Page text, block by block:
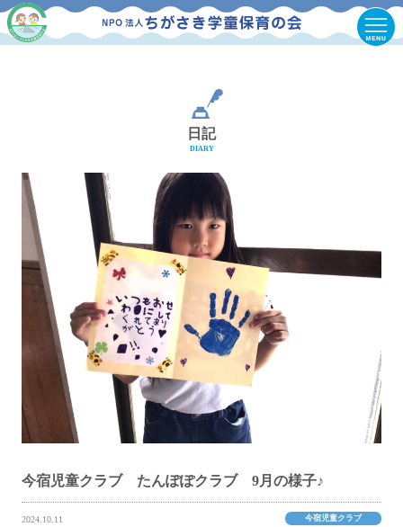
日記
DIARY
今宿児童クラブ たんぽぽクラブ 9月の様子♪
2024.10.11 今宿児童クラブ